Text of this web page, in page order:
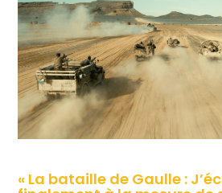
« La bataille de Gaulle :